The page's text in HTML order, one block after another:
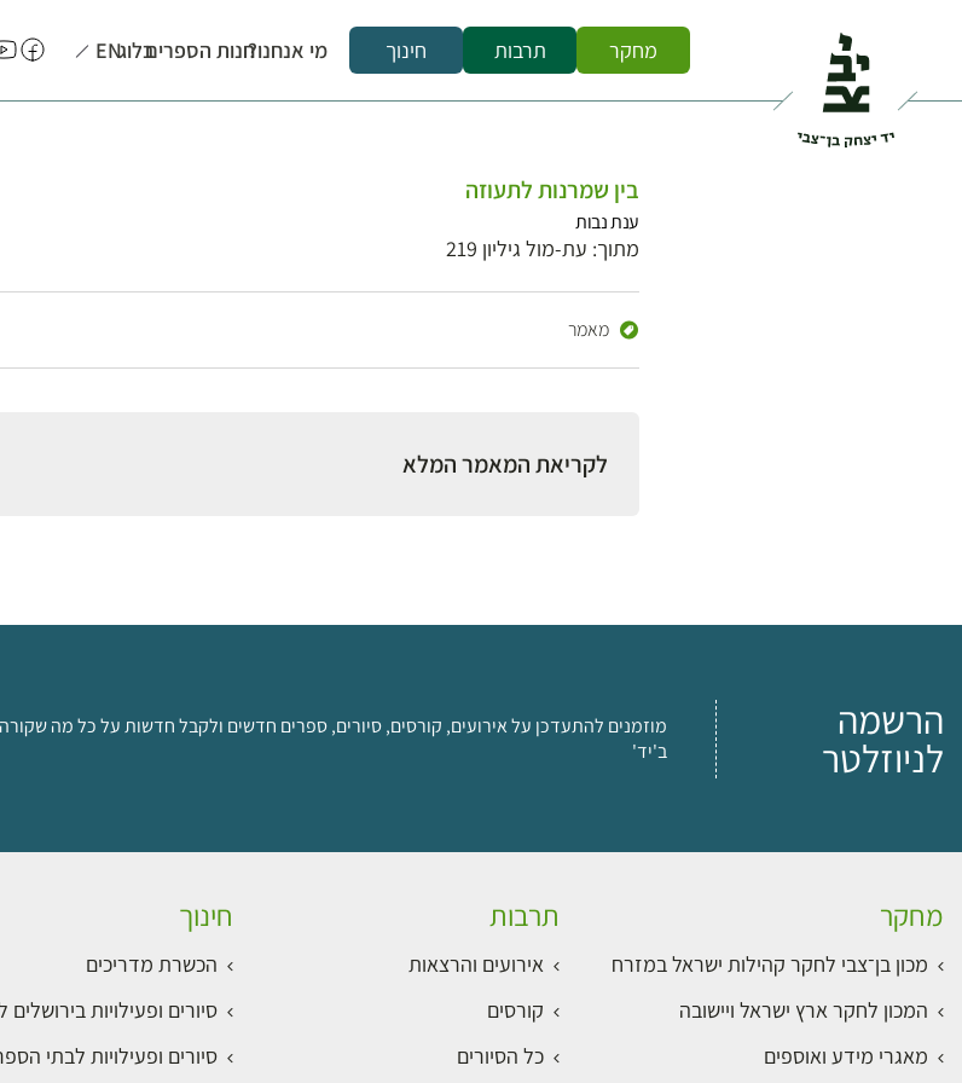
מחקר תרבות חינוך מי אנחנו?חנות הספריםבלוגEN
בין שמרנות לתעוזה
ענת נבות
מתוך: עת-מול גיליון 219
מאמר
לקריאת המאמר המלא
הרשמה
לניוזלטר
מוזמנים להתעדכן על אירועים, קורסים, סיורים, ספרים חדשים ולקבל חדשות על כל מה
ב'יד'
מחקר
מכון בן־צבי לחקר קהילות ישראל במזרח
המכון לחקר ארץ ישראל ויישובה
מאגרי מידע ואוספים
תרבות
אירועים והרצאות
קורסים
כל הסיורים
חינוך
הכשרת מדריכים
סיורים ופעילויות בירושלים
סיורים ופעילויות לבתי